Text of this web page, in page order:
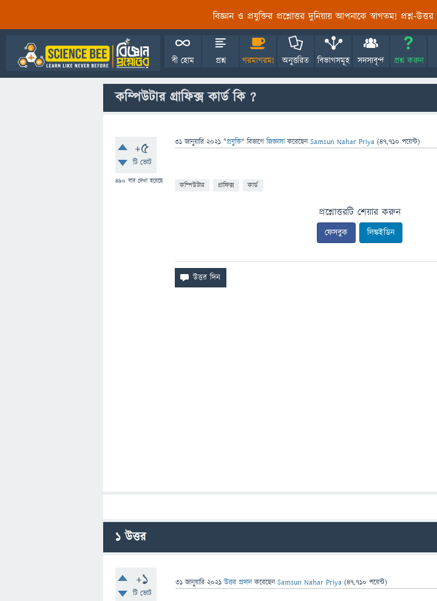
বিজ্ঞান ও প্রযুক্তির প্রশ্নোত্তর দুনিয়ায় আপনাকে স্বাগতম! প্রশ্ন-
বী হোম প্রশ্ন গরমাগরম! অনুত্তরিত বিভাগসমূহ সদস্যবৃন্দ প্রশ্ন করুন
কম্পিউটার গ্রাফিক্স কার্ড কি ?
+5
টি ভোট
490 বার দেখা হয়েছে
31 জানুয়ারি 2021 "প্রযুক্তি" বিভাগে জিজ্ঞাসাকরেছেনSamsun Nahar Priya (47,710 পয়েন্ট)
কম্পিউটার গ্রাফিক্স কার্ড
প্রশ্নোত্তরটি শেয়ার করুন
ফেসবুক লিঙ্কইডিন
1উত্তর
+1
টি ভোট
31 জানুয়ারি 2021 উত্তর প্রদান করেছেনSamsun Nahar Priya (47,710 পয়েন্ট)